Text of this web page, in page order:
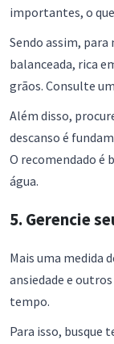
importantes, o
Sendo assim,
balanceada, rica
grãos. Consulte um
Além disso,
descanso é
O recomendado é
água.
5. Gerencie
Mais uma medida
ansiedade e
tempo.
Para isso, busque